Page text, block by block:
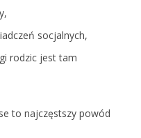
socjalnych,
rodzic jest tam
to najczęstszy powód